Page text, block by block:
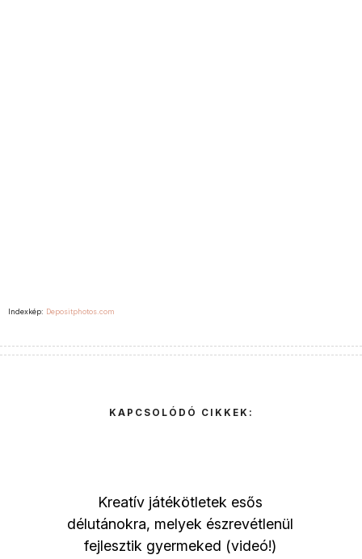
Indexkép: Depositphotos.com
KAPCSOLÓDÓ CIKKEK:
Kreatív játékötletek esős
délutánokra, melyek észrevétlenül
fejlesztik gyermeked (videó!)